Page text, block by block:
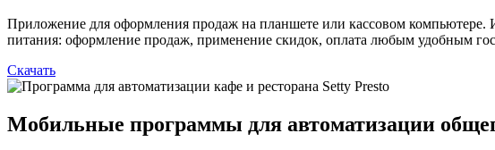
Приложение для оформления продаж на планшете или кассовом компьютере.
питания: оформление продаж, применение скидок, оплата любым удобным
Скачать
Мобильные программы для автоматизации